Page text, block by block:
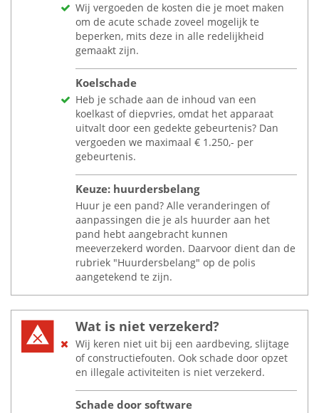
Wij vergoeden de kosten die je moet maken
om de acute schade zoveel mogelijk te
beperken, mits deze in alle redelijkheid
gemaakt zijn.
Koelschade
Heb je schade aan de inhoud van een
koelkast of diepvries, omdat het apparaat
uitvalt door een gedekte gebeurtenis? Dan
vergoeden we maximaal € 1.250,- per
gebeurtenis.
Keuze: huurdersbelang
Huur je een pand? Alle veranderingen of
aanpassingen die je als huurder aan het
pand hebt aangebracht kunnen
meeverzekerd worden. Daarvoor dient dan de
rubriek "Huurdersbelang" op de polis
aangetekend te zijn.
Wat is niet verzekerd?
Wij keren niet uit bij een aardbeving, slijtage
of constructiefouten. Ook schade door opzet
en illegale activiteiten is niet verzekerd.
Schade door software